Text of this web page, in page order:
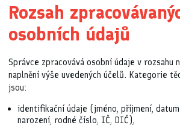
Rozsah
osobních údajů
Správce zpracovává osobní údaje v rozsahu
naplnění výše uvedených účelů. Kategorie
jsou:
identifikační údaje (jméno, příjmení,
narození, rodné číslo, IČ, DIČ),